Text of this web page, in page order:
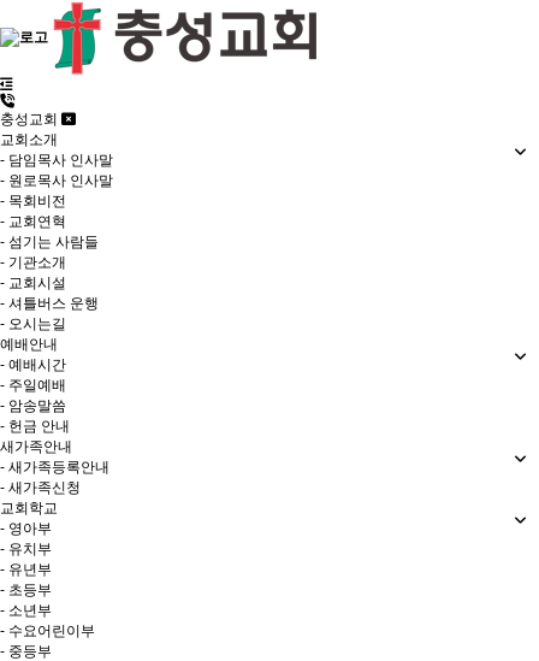
충성교회
교회소개
- 담임목사 인사말
- 원로목사 인사말
- 목회비전
- 교회연혁
- 섬기는 사람들
- 기관소개
- 교회시설
- 셔틀버스 운행
- 오시는길
예배안내
- 예배시간
- 주일예배
- 암송말씀
- 헌금 안내
새가족안내
- 새가족등록안내
- 새가족신청
교회학교
- 영아부
- 유치부
- 유년부
- 초등부
- 소년부
- 수요어린이부
- 중등부